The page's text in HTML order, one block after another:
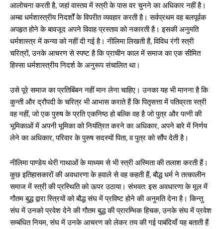
आलोचना करती है, जहां वास्तव में स्त्री के पास वर चुनने का अधिकार नहीं है।
अम्बा धर्मशास्त्रीय निदर्शों के विपरीत व्यवहार करती है। सर्वप्रथम वह बलपूर्वक
अपहृत होने के बावजूद अपने विवाह प्रस्ताव को नकारती है। इसकी अनुमति
धर्मशास्त्र में कन्या को नहीं दी गई है। नीलिमा लिखती हैं, विविध रंगी स्त्री
चरित्रों, उनके आचरण से स्पष्ट है कि प्राचीन काल में समाज का एक सीमित
हिस्सा धर्मशास्त्रीय निदर्श के अनुरूप संचालित था।
उसे पूरे समाज का प्रतिबिंबन नहीं मान लेना चाहिए। उनका यह भी मानना है कि
कुन्ती और द्रौपदी के चरित्र भी आभास कराते हैं कि पितृसत्ता में पतिव्रता स्त्री
वह नहीं, जो एक पुरुष के प्रति एकनिष्ठ हो बल्कि वह है जो पुत्र और पत्नी की
भूमिकाओं में अपनी भूमिका को नियंत्रित करने का अधिकार, अपने बारे में निर्णय
लेने का अधिकार, परिवार के पुरुष सदस्यों पिता, व पुत्र को सौंप देती है।
नीलिमा पाण्डेय थेरी गाथाओं के माध्यम से भी स्त्री अस्मिता की तलाश करती हैं।
कुछ इतिहासकारों की अवधारणा के हवाले से वह कहती हैं, बौद्ध धर्म ने तत्कालीन
समाज में स्त्री की प्रस्थिति को ऊपर उठाया। संभवत: इस अवधारणा के मूल में
गौतम बुद्ध द्वारा स्त्रियों को बौद्ध संघ में प्रविष्ट होने की अनुमति देना है। किन्तु
संघ में उनको प्रवेश देने की गौतम बुद्ध की प्रारम्भिक हिचक, उनके संघ में प्रवेश
सम्बंधित नियम, संघ में उनके आचरण को लेकर तय की गई पाबंदियाँ यह बताती हैं